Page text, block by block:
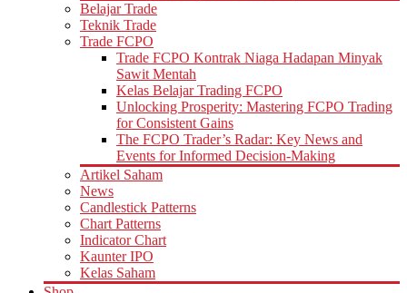
Belajar Trade
Teknik Trade
Trade FCPO
Trade FCPO Kontrak Niaga Hadapan Minyak
Sawit Mentah
Kelas Belajar Trading FCPO
Unlocking Prosperity: Mastering FCPO Trading
for Consistent Gains
The FCPO Trader’s Radar: Key News and
Events for Informed Decision-Making
Artikel Saham
News
Candlestick Patterns
Chart Patterns
Indicator Chart
Kaunter IPO
Kelas Saham